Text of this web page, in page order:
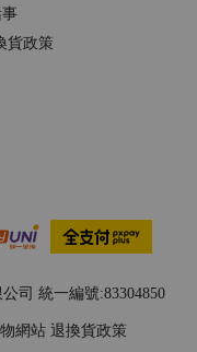
貨政策
司 統一編號:83304850
網站 退換貨政策